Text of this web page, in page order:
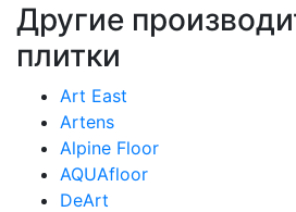
Другие
плитки
Art East
Artens
Alpine Floor
AQUAfloor
DeArt